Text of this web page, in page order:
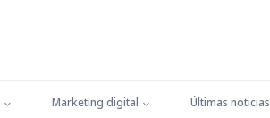
Marketing digital Últimas noticias